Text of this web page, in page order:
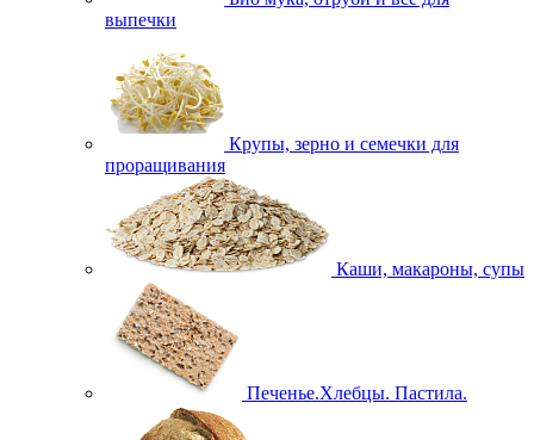
выпечки
Крупы, зерно и семечки для
проращивания
Каши, макароны, супы
Печенье.Хлебцы. Пастила.